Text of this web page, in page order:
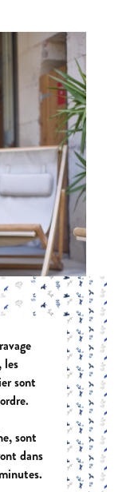
17,90 €
les
sont
sont
dans